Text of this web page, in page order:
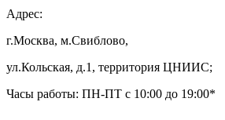
Адрес:
г.Москва, м.Свиблово,
ул.Кольская, д.1, территория ЦНИИС;
Часы работы: ПН-ПТ с 10:00 до 19:00*